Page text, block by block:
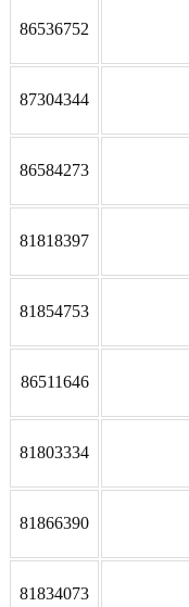
86536752
87304344
86584273
81818397
81854753
86511646
81803334
81866390
81834073